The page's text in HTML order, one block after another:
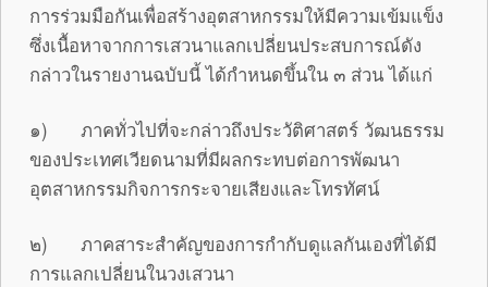
การร่วมมือกันเพื่อสร้างอุตสาหกรรมให้มีความเข้มแข็ง
ซึ่งเนื้อหาจากการเสวนาแลกเปลี่ยนประสบการณ์ดัง
กล่าวในรายงานฉบับนี้ ได้กำหนดขึ้นใน ๓ ส่วน ได้แก่
๑) ภาคทั่วไปที่จะกล่าวถึงประวัติศาสตร์ วัฒนธรรม
ของประเทศเวียดนามที่มีผลกระทบต่อการพัฒนา
อุตสาหกรรมกิจการกระจายเสียงและโทรทัศน์
๒) ภาคสาระสำคัญของการกำกับดูแลกันเองที่ได้มี
การแลกเปลี่ยนในวงเสวนา